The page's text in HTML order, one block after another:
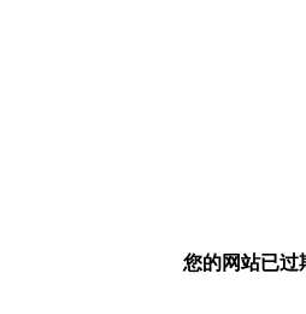
您的网站已过